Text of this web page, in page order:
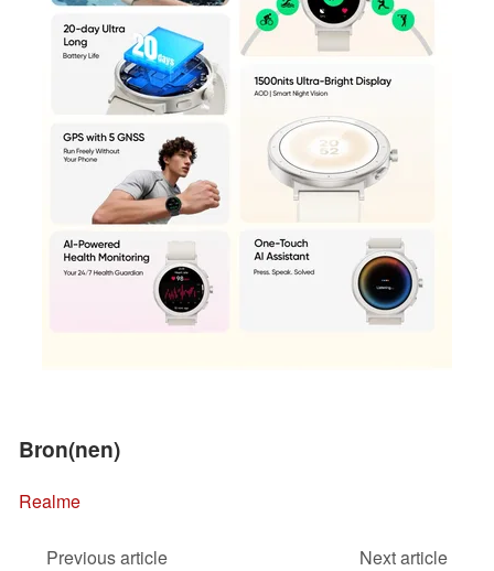
Bron(nen)
Realme
Previous article
Next article